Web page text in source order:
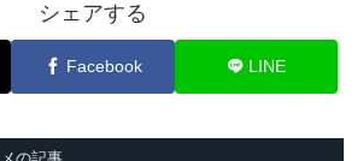
シェアする
Facebook LINE